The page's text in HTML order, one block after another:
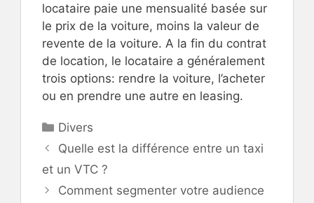
locataire paie une mensualité basée sur
le prix de la voiture, moins la valeur de
revente de la voiture. A la fin du contrat
de location, le locataire a généralement
trois options: rendre la voiture, l’acheter
ou en prendre une autre en leasing.
Catégories
Divers
Quelle est la différence entre un taxi
et un VTC ?
Comment segmenter votre audience